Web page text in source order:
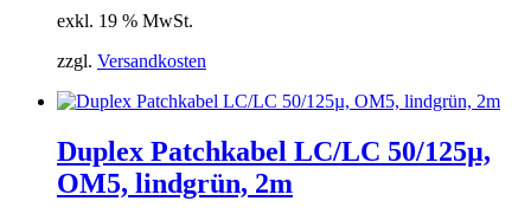
exkl. 19 % MwSt.
zzgl. Versandkosten
Duplex Patchkabel LC/LC 50/125µ,
OM5, lindgrün, 2m